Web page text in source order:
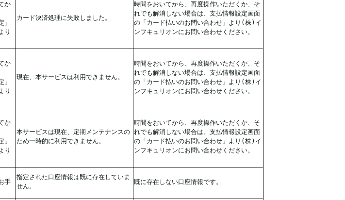
か
」
り
カード決済処理に失敗しました。
時間をおいてから、再度操作いただくか、そ
れでも解消しない場合は、支払情報設定画面
の「カード払いのお問い合わせ」より(株)イ
ンフキュリオンにお問い合わせください。
か
」
り
現在、本サービスは利用できません。
時間をおいてから、再度操作いただくか、そ
れでも解消しない場合は、支払情報設定画面
の「カード払いのお問い合わせ」より(株)イ
ンフキュリオンにお問い合わせください。
か
」
り
本サービスは現在、定期メンテナンスの
ため一時的に利用できません。
時間をおいてから、再度操作いただくか、そ
れでも解消しない場合は、支払情報設定画面
の「カード払いのお問い合わせ」より(株)イ
ンフキュリオンにお問い合わせください。
手
指定された口座情報は既に存在していま
せん。
既に存在しない口座情報です。